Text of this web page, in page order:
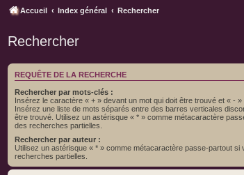
Accueil Index général Rechercher
Rechercher
REQUÊTE DE LA RECHERCHE
Rechercher par mots-clés :
Insérez le caractère « + » devant un mot qui doit être trouvé et « - »
Insérez une liste de mots séparés entre des barres verticales
être trouvé. Utilisez un astérisque « * » comme métacaractère
des recherches partielles.
Rechercher par auteur :
Utilisez un astérisque « * » comme métacaractère passe-partout si
recherches partielles.